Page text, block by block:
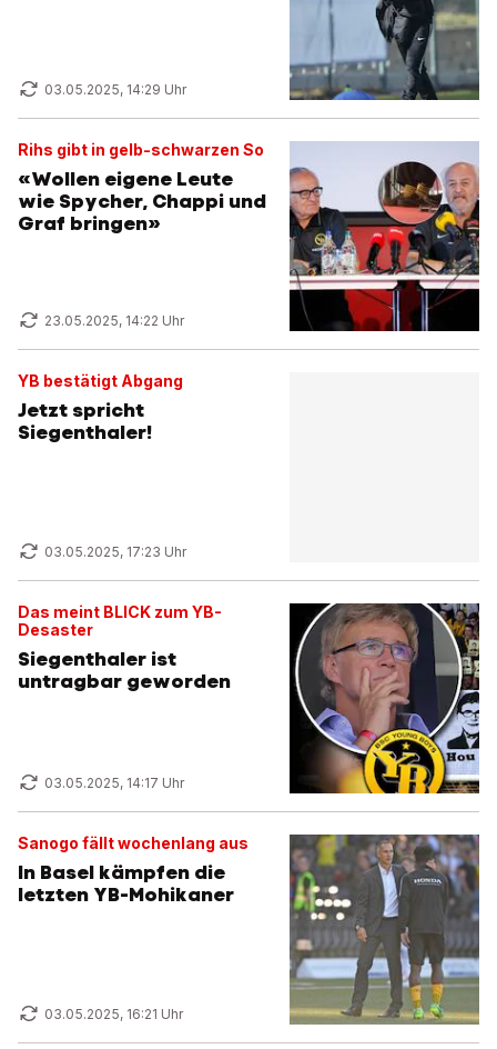
03.05.2025, 14:29 Uhr
Rihs gibt in gelb-schwarzen So
«Wollen eigene Leute
wie Spycher, Chappi und
Graf bringen»
23.05.2025, 14:22 Uhr
YB bestätigt Abgang
Jetzt spricht
Siegenthaler!
03.05.2025, 17:23 Uhr
Das meint BLICK zum YB-
Desaster
Siegenthaler ist
untragbar geworden
03.05.2025, 14:17 Uhr
Sanogo fällt wochenlang aus
In Basel kämpfen die
letzten YB-Mohikaner
03.05.2025, 16:21 Uhr